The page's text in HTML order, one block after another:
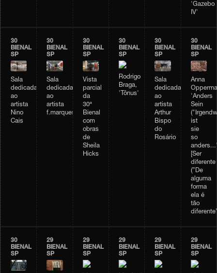
'Gazebo
IV'
30
BIENAL
SP
Sala
dedicada
ao
artista
Nino
Cais
30
BIENAL
SP
Sala
dedicada
ao
artista
f.marquespenteado
30
BIENAL
SP
Vista
parcial
da
30ª
Bienal
com
obras
de
Sheila
Hicks
30
BIENAL
SP
Rodrigo
Braga,
'Tônus'
30
BIENAL
SP
Sala
dedicada
ao
artista
Arthur
Bispo
do
Rosário
30
BIENAL
SP
Anna
'Anders
Sein
ist
sie
so
[Ser
diferente
(”De
alguma
forma
ela é
tão
30
BIENAL
SP
29
BIENAL
SP
29
BIENAL
SP
29
BIENAL
SP
29
BIENAL
SP
29
BIENAL
SP